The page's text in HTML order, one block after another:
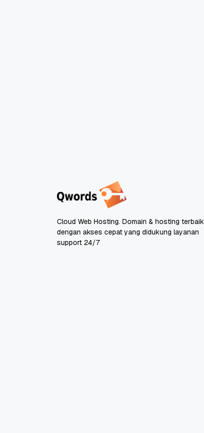
Cloud Web Hosting. Domain & hosting terbaik
dengan akses cepat yang didukung layanan
support 24/7